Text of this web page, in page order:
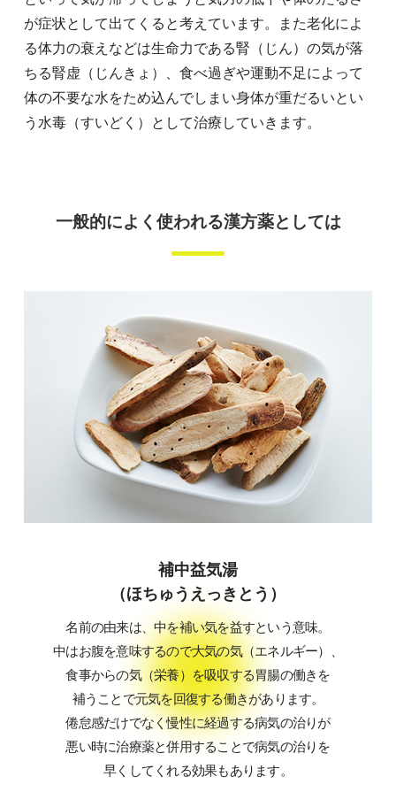
が症状として出てくると考えています。また老化によ
る体力の衰えなどは生命力である腎（じん）の気が落
ちる腎虚（じんきょ）、食べ過ぎや運動不足によって
体の不要な水をため込んでしまい身体が重だるいとい
う水毒（すいどく）として治療していきます。
一般的によく使われる漢方薬としては
補中益気湯
（ほちゅうえっきとう）
名前の由来は、中を補い気を益すという意味。
中はお腹を意味するので大気の気（エネルギー）、
食事からの気（栄養）を吸収する胃腸の働きを
補うことで元気を回復する働きがあります。
倦怠感だけでなく慢性に経過する病気の治りが
悪い時に治療薬と併用することで病気の治りを
早くしてくれる効果もあります。